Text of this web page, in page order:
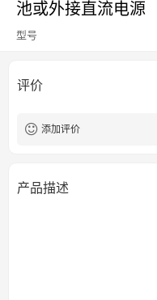
池或外接直流电源
型号
评价
添加评价
产品描述